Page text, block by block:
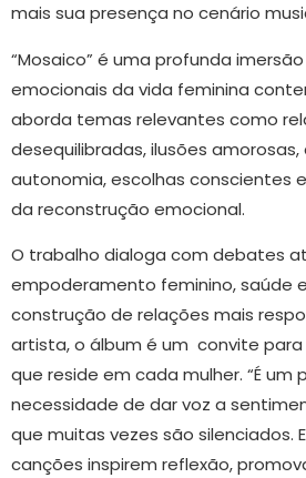
mais sua presença no cenário
“Mosaico” é uma profunda
emocionais da vida feminina
aborda temas relevantes como
desequilibradas, ilusões
autonomia, escolhas conscientes
da reconstrução emocional.
O trabalho dialoga com debates
empoderamento feminino, saúde
construção de relações mais
artista, o álbum é um convite
que reside em cada mulher. “É
necessidade de dar voz a
que muitas vezes são silenciados.
canções inspirem reflexão,